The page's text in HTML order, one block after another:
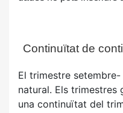
Continuïtat de
El trimestre
natural. Els trimestres
una continuïtat del